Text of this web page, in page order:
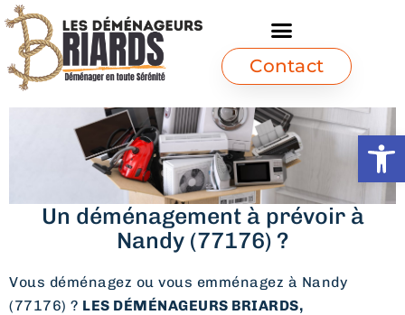
Ouvrir
Contact
Un déménagement à prévoir à
Nandy (77176) ?
Vous déménagez ou vous emménagez à Nandy
(77176) ? LES DÉMÉNAGEURS BRIARDS,